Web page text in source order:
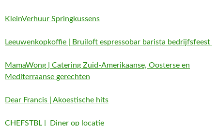
KleinVerhuur Springkussens
Leeuwenkopkoffie | Bruiloft espressobar barista bedrijfsfeest
MamaWong | Catering Zuid-Amerikaanse, Oosterse en
Mediterraanse gerechten
Dear Francis | Akoestische hits
CHEFSTBL | Diner op locatie